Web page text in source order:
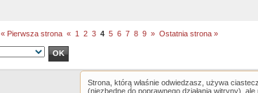
« Pierwsza strona « 1 2 3 4 5 6 7 8 9 » Ostatnia strona »
Strona, którą właśnie odwiedzasz, używa
(niezbędne do poprawnego działania witryny),